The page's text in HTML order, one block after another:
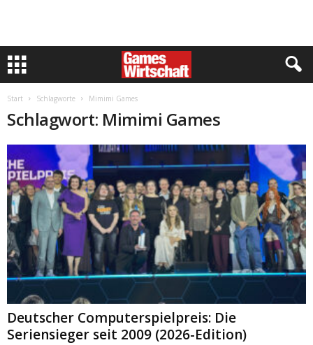
Start Schlagworte Mimimi Games
Schlagwort: Mimimi Games
Deutscher Computerspielpreis: Die
Seriensieger seit 2009 (2026-Edition)